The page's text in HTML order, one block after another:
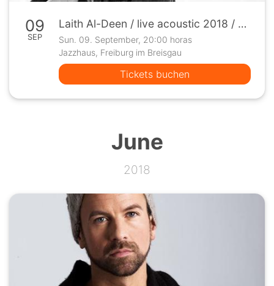
09
SEP
Laith Al-Deen / live acoustic 2018 / Pop
Sun. 09. September, 20:00 horas
Jazzhaus, Freiburg im Breisgau
Tickets buchen
June
2018